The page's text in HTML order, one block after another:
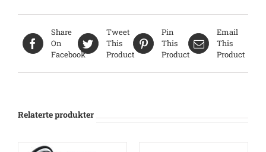
Share
On
Facebook
Tweet
This
Product
Pin
This
Product
Email
This
Product
Relaterte produkter